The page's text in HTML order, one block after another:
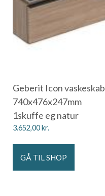
Geberit Icon vaskeskab
740x476x247mm
1skuffe eg natur
3.652,00kr.
GÅ TIL SHOP